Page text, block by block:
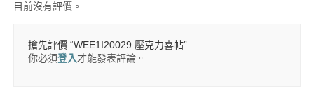
目前沒有評價。
搶先評價 “WEE1I20029 壓克力喜帖”
你必須登入才能發表評論。